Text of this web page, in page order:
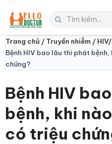
Trang chủ / Truyền nhiễm /
Bệnh HIV bao lâu thì phát
chứng?
Bệnh HIV
bệnh, khi
có triệu